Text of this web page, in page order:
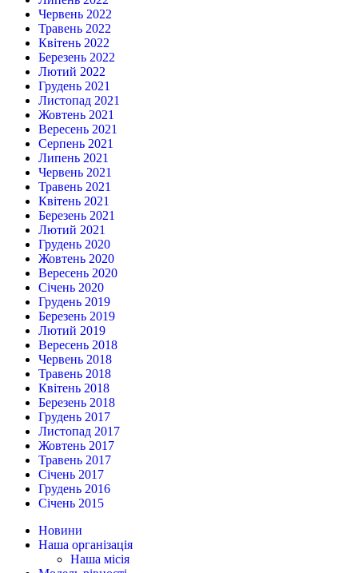
Червень 2022
Травень 2022
Квітень 2022
Березень 2022
Лютий 2022
Грудень 2021
Листопад 2021
Жовтень 2021
Вересень 2021
Серпень 2021
Липень 2021
Червень 2021
Травень 2021
Квітень 2021
Березень 2021
Лютий 2021
Грудень 2020
Жовтень 2020
Вересень 2020
Січень 2020
Грудень 2019
Березень 2019
Лютий 2019
Вересень 2018
Червень 2018
Травень 2018
Квітень 2018
Березень 2018
Грудень 2017
Листопад 2017
Жовтень 2017
Травень 2017
Січень 2017
Грудень 2016
Січень 2015
Новини
Наша організація
Наша місія